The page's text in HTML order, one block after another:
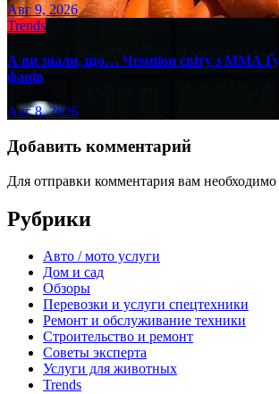
Авг 9, 2026
Trends
А ви знали, що… Чемпіон світу з ММА
фанів
Авг 8, 2026
Добавить комментарий
Для отправки комментария вам необходимо
Рубрики
Авто / мото услуги
Дом и сад
Обзоры
Перевозки и услуги спецтехники
Ремонт и обслуживание техники
Строительство и ремонт
Советы эксперта
Услуги для животных
Trends